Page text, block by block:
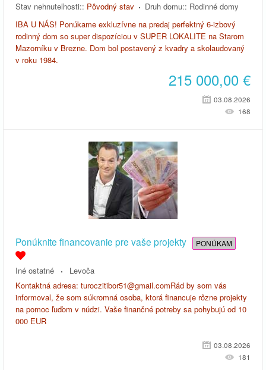
Stav nehnuteľnosti:: Pôvodný stav Druh domu:: Rodinné domy
IBA U NÁS! Ponúkame exkluzívne na predaj perfektný 6-izbový
rodinný dom so super dispozíciou v SUPER LOKALITE na Starom
Mazorníku v Brezne. Dom bol postavený z kvadry a skolaudovaný
v roku 1984.
215 000,00 €
03.08.2026
168
Ponúknite financovanie pre vaše projekty PONÚKAM
Iné ostatné
Levoča
Kontaktná adresa: turoczitibor51@gmail.comRád by som vás
informoval, že som súkromná osoba, ktorá financuje rôzne projekty
na pomoc ľuďom v núdzi. Vaše finančné potreby sa pohybujú od 10
000 EUR
03.08.2026
181